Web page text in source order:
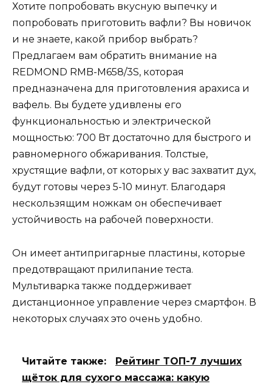
Хотите попробовать вкусную выпечку и
попробовать приготовить вафли? Вы новичок
и не знаете, какой прибор выбрать?
Предлагаем вам обратить внимание на
REDMOND RMB-M658/3S, которая
предназначена для приготовления арахиса и
вафель. Вы будете удивлены его
функциональностью и электрической
мощностью: 700 Вт достаточно для быстрого и
равномерного обжаривания. Толстые,
хрустящие вафли, от которых у вас захватит дух,
будут готовы через 5-10 минут. Благодаря
нескользящим ножкам он обеспечивает
устойчивость на рабочей поверхности.
Он имеет антипригарные пластины, которые
предотвращают прилипание теста.
Мультиварка также поддерживает
дистанционное управление через смартфон. В
некоторых случаях это очень удобно.
Читайте также:
Рейтинг ТОП-7 лучших
щёток для сухого массажа: какую